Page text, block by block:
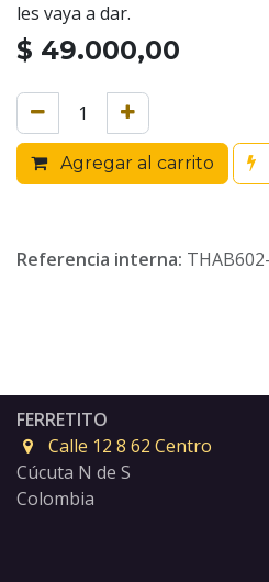
les vaya a dar.
$ 49.000,00
Agregar al carrito
Referencia interna:
FERRETITO
Calle 12 8 62 Centro
Cúcuta N de S
Colombia